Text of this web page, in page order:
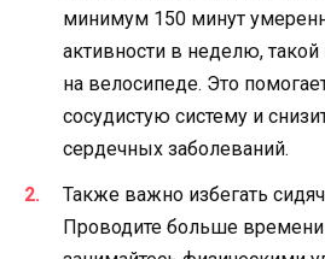
минимум 150 минут
активности в неделю,
на велосипеде. Это
сосудистую систему и
сердечных заболеваний.
Также важно избегать
Проводите больше